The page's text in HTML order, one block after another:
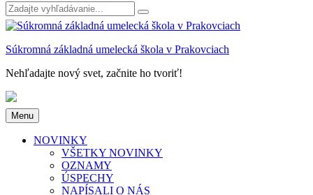
Search
for:
Súkromná základná umelecká škola v Prakovciach
Nehľadajte nový svet, začnite ho tvoriť!
Menu Skip
to
content
NOVINKY
VŠETKY NOVINKY
OZNAMY
ÚSPECHY
NAPÍSALI O NÁS